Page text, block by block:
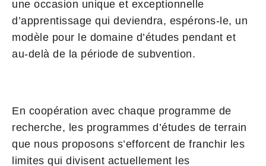
une occasion unique et exceptionnelle
d’apprentissage qui deviendra, espérons-le, un
modèle pour le domaine d’études pendant et
au-delà de la période de subvention.
En coopération avec chaque programme de
recherche, les programmes d’études de terrain
que nous proposons s’efforcent de franchir les
limites qui divisent actuellement les